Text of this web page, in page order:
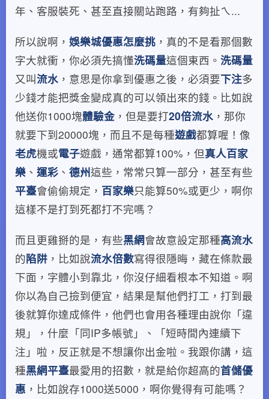
年、客服裝死、甚至直接關站跑路，有夠扯ㄟ...
所以說啊， 娛樂城優惠怎麼挑 ，真的不是看那個數
字大就衝，你必須先搞懂洗碼量這個東西。 洗碼量
又叫流水 ，意思是你拿到優惠之後，必須要下注多
少錢才能把獎金變成真的可以領出來的錢。比如說
他送你1000塊體驗金 ，但是要打20倍流水 ，那你
就要下到20000塊，而且不是每種遊戲都算喔！像
老虎機或電子遊戲，通常都算100%，但真人百家
樂 、 運彩 、 德州這些，常常只算一部分，甚至有些
平臺會偷偷規定， 百家樂只能算50%或更少，啊你
這樣不是打到死都打不完嗎？
而且更雞掰的是，有些黑網會故意設定那種高流水
的陷阱 ，比如說流水倍數寫得很隱晦，藏在條款最
下面，字體小到靠北，你沒仔細看根本不知道。啊
你以為自己撿到便宜，結果是幫他們打工，打到最
後就算你達成條件，他們也會用各種理由說你「違
規」，什麼「同IP多帳號」、「短時間內連續下
注」啦，反正就是不想讓你出金啦。我跟你講，這
種黑網平臺最愛用的招數，就是給你超高的首儲優
惠 ，比如說存1000送5000，啊你覺得有可能嗎？